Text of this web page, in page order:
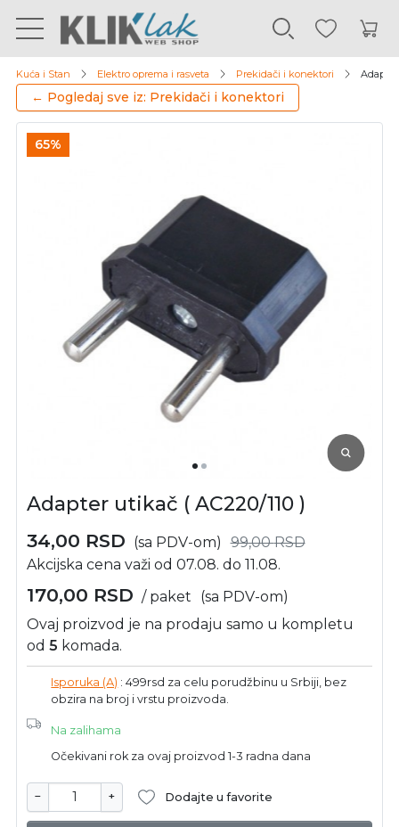
Kuća i Stan Elektro oprema i rasveta Prekidači i konektori Adapter
← Pogledaj sve iz: Prekidači i konektori
65%
Adapter utikač ( AC220/110 )
34,00 RSD (sa PDV-om) 99,00RSD
Akcijska cena važi od 07.08. do 11.08.
170,00 RSD / paket
(sa PDV-om)
Ovaj proizvod je na prodaju samo u kompletu
od5 komada.
Isporuka (A) : 499rsd za celu porudžbinu u Srbiji, bez
obzira na broj i vrstu proizvoda.
Na zalihama
Očekivani rok za ovaj proizvod 1-3 radna dana
− + Dodajte u favorite